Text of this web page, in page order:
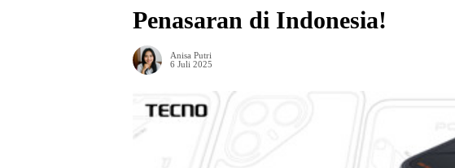
Penasaran di Indonesia!
Anisa Putri
6 Juli 2025